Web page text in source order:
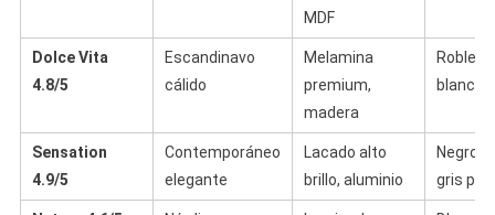
MDF
Dolce Vita
4.8/5
Escandinavo
cálido
Melamina
premium,
madera
Roble
blanco
Sensation
4.9/5
Contemporáneo
elegante
Lacado alto
brillo, aluminio
Negro
gris